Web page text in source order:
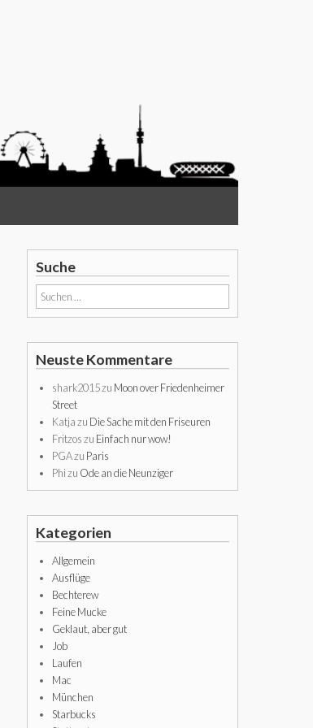
Suche
Suchen
nach:
Neuste Kommentare
shark2015zu Moon over Friedenheimer
Street
Katjazu Die Sache mit den Friseuren
Fritzoszu Einfach nur wow!
PGAzu Paris
Phizu Ode an die Neunziger
Kategorien
Allgemein
Ausflüge
Bechterew
Feine Mucke
Geklaut, aber gut
Job
Laufen
Mac
München
Starbucks